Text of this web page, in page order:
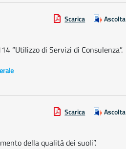
Scarica Ascolta
“Utilizzo di Servizi di Consulenza”.
Scarica Ascolta
della qualità dei suoli”.